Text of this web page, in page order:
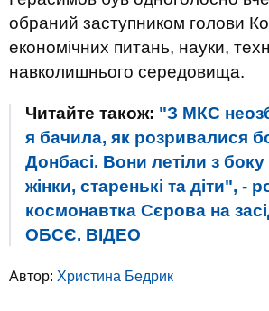
обраний заступником голови
економічних питань, науки,
навколишнього середовища.
Читайте також: "З МКС
я бачила, як розривалися
Донбасі. Вони летіли з
жінки, старенькі та діти", -
космонавтка Сєрова на
ОБСЄ. ВIДЕО
Автор: Христина Бедрик